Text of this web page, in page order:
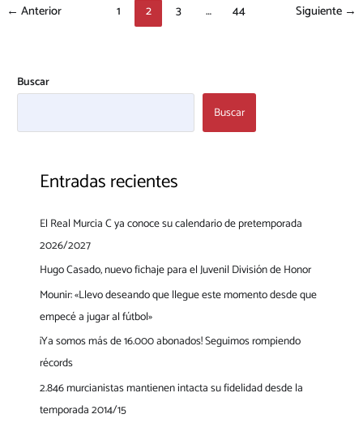
← Anterior 1 2 3 … 44 Siguiente →
Buscar
Buscar
Entradas recientes
El Real Murcia C ya conoce su calendario de pretemporada
2026/2027
Hugo Casado, nuevo fichaje para el Juvenil División de Honor
Mounir: «Llevo deseando que llegue este momento desde que
empecé a jugar al fútbol»
¡Ya somos más de 16.000 abonados! Seguimos rompiendo
récords
2.846 murcianistas mantienen intacta su fidelidad desde la
temporada 2014/15